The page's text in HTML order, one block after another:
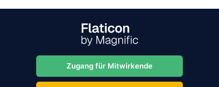
Zugang für Mitwirkende